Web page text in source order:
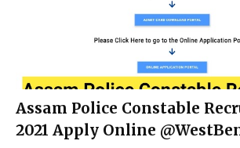
Assam Police Constable
2021 Apply Online